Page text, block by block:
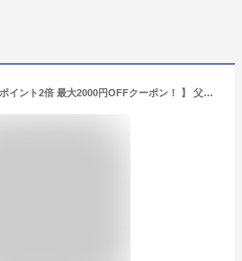
【 お買い物マラソン ポイント2倍 最大2000円OFFクーポン！ 】 父の日 おつまみ ギフト 魚 焼酎 本格芋焼酎 黒霧島＆ふぐの子ぬか漬けセット父の日 お酒 ギフト 父親 誕生日 プレゼント 食べ物 長寿祝いお祝い